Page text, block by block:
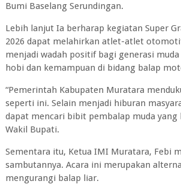
Bumi Baselang Serundingan.
‎Lebih lanjut Ia berharap kegiatan Super
2026 dapat melahirkan atlet-atlet
menjadi wadah positif bagi generasi
hobi dan kemampuan di bidang balap
‎“Pemerintah Kabupaten Muratara
seperti ini. Selain menjadi hiburan
dapat mencari bibit pembalap muda yang
Wakil Bupati.
‎Sementara itu, Ketua IMI Muratara, Febi
sambutannya. Acara ini merupakan
mengurangi balap liar.